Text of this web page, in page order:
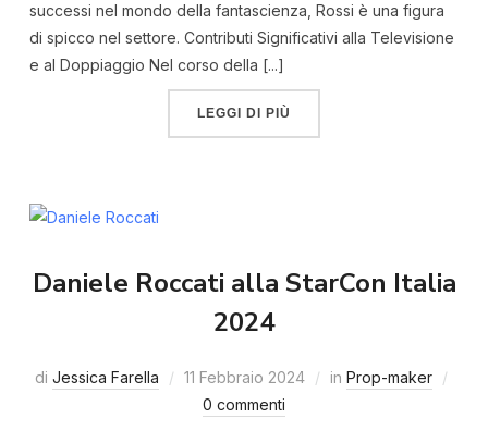
successi nel mondo della fantascienza, Rossi è una figura
di spicco nel settore. Contributi Significativi alla Televisione
e al Doppiaggio Nel corso della [...]
LEGGI DI PIÙ
Daniele Roccati alla StarCon Italia
2024
di Jessica Farella 11 Febbraio 2024 in Prop-maker
0 commenti